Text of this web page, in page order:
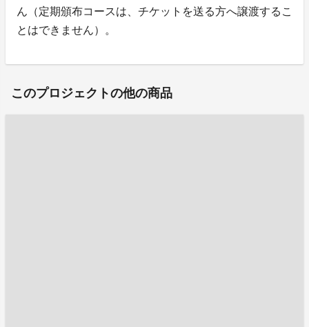
ん（定期頒布コースは、チケットを送る方へ譲渡するこ
とはできません）。
このプロジェクトの他の商品